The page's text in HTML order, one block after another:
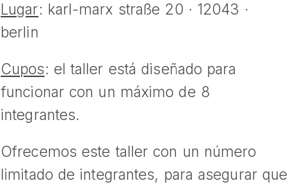
Lugar: karl-marx straße 20 · 12043 ·
berlin
Cupos: el taller está diseñado para
funcionar con un máximo de 8
integrantes.
Ofrecemos este taller con un número
limitado de integrantes, para asegurar que